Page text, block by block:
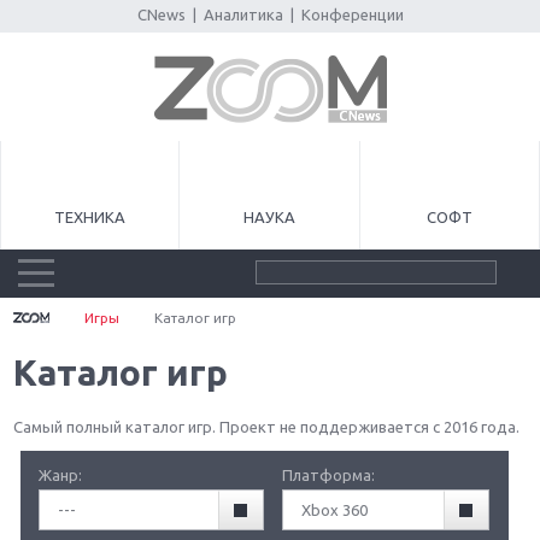
CNews Аналитика Конференции
ТЕХНИКА НАУКА СОФТ
Игры Каталог игр
Каталог игр
Самый полный каталог игр. Проект не поддерживается с 2016 года.
Жанр:
---
Платформа:
Xbox 360